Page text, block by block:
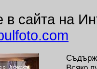
в сайта на